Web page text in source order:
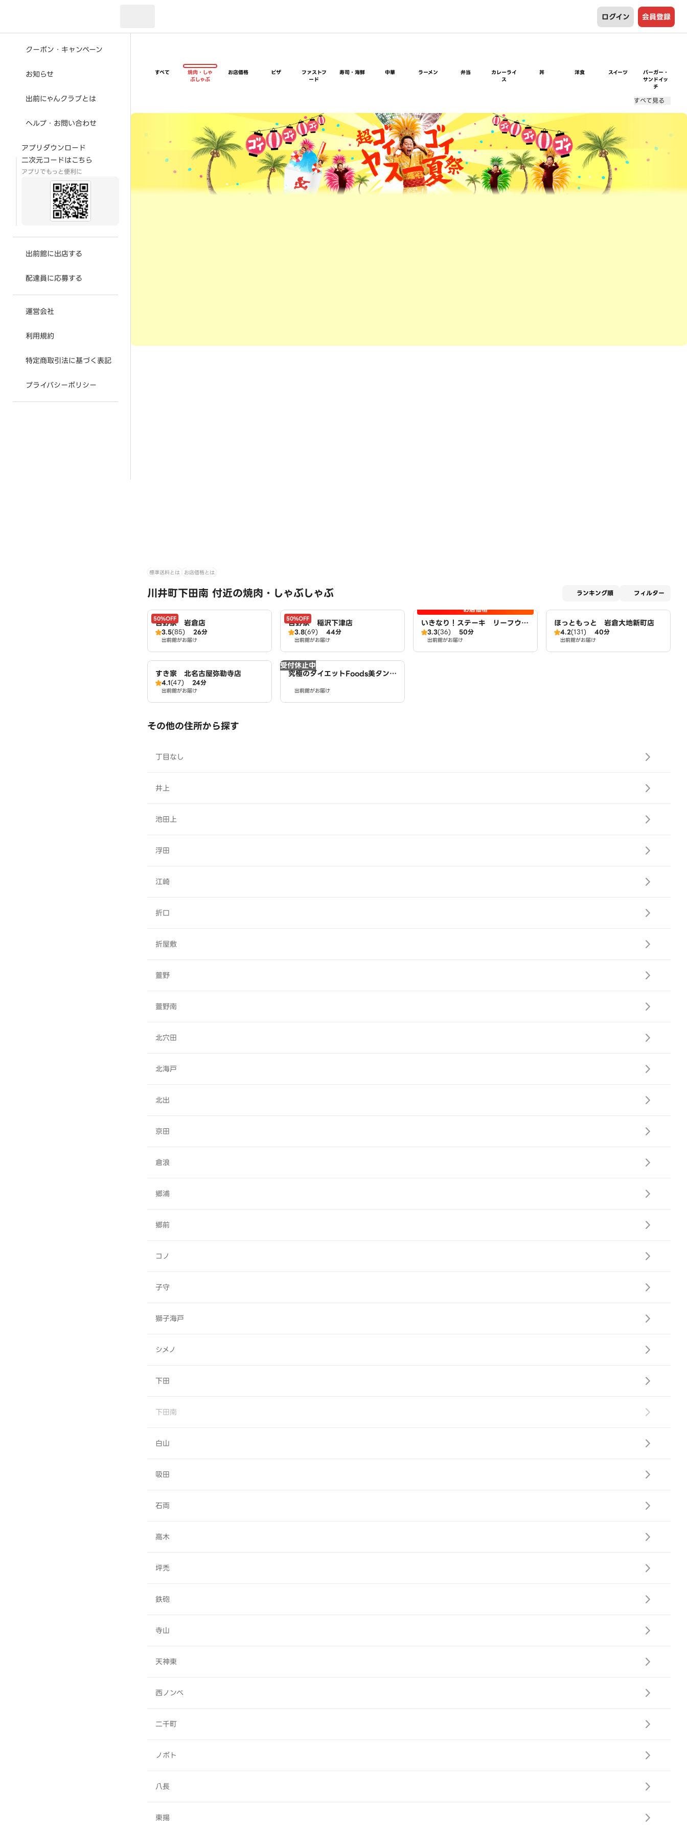
ログイン 会員登録
クーポン・キャンペーン
お知らせ
出前にゃんクラブとは
ヘルプ・お問い合わせ
アプリダウンロード
二次元コードはこちら
アプリでもっと便利に
出前館に出店する
配達員に応募する
運営会社
利用規約
特定商取引法に基づく表記
プライバシーポリシー
すべて
焼肉・しゃ
ぶしゃぶ
お店価格 ピザ
ファストフ
ード
寿司・海鮮 中華 ラーメン 弁当
カレーライ
ス
丼 洋食 スイーツ
バーガー・
サンドイッ
チ
すべて見る
超ゴイゴイヤスー夏祭
標準送料とは お店価格とは
川井町下田南 付近の焼肉・しゃぶしゃぶ ランキング順 フィルター
50%OFF
吉野家 岩倉店
3.5(85) 26分
出前館がお届け
50%OFF
吉野家 稲沢下津店
3.8(69) 44分
出前館がお届け
お店価格
いきなり！ステーキ リーフウォ
ーク稲沢店
3.3(36) 50分
出前館がお届け
ほっともっと 岩倉大地新町店
4.2(131) 40分
出前館がお届け
すき家 北名古屋弥勒寺店
4.1(47) 24分
出前館がお届け
受付休止中
究極のダイエットFoods美タンパ
出前館がお届け
その他の住所から探す
丁目なし
井上
池田上
浮田
江崎
折口
折屋敷
萱野
萱野南
北穴田
北海戸
北出
京田
倉浪
郷浦
郷前
コノ
子守
獅子海戸
シメノ
下田
下田南
白山
吸田
石両
高木
坪禿
鉄砲
寺山
天神東
西ノンベ
二千町
ノボト
八長
東揚